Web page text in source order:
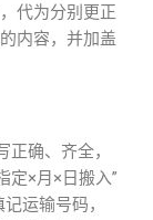
代为分别更正
内容，并加盖
确、齐全，
定×月×日搬入”
运输号码，